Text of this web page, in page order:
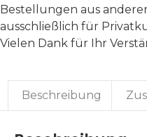
Bestellungen aus
ausschließlich für
Vielen Dank für Ihr
Beschreibung